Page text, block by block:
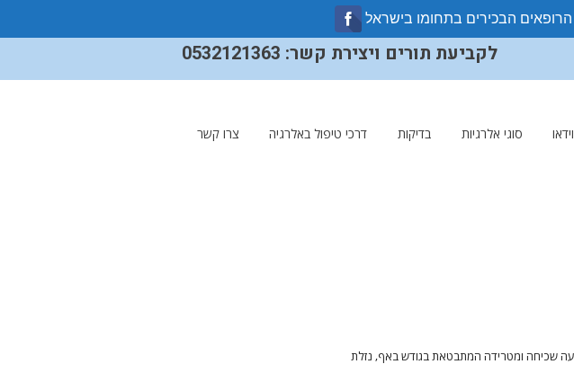
לקביעת תורים ויצירת קשר: 0532121363
סוגי אלרגיות בדיקות דרכי טיפול באלרגיה צרו קשר
שכיחה ומטרידה המתבטאת בגודש באף, נזלת
הבכירים בתחומו בישראל